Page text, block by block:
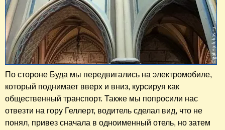
По стороне Буда мы передвигались на электромобиле,
который поднимает вверх и вниз, курсируя как
общественный транспорт. Также мы попросили нас
отвезти на гору Геллерт, водитель сделал вид, что не
понял, привез сначала в одноименный отель, но затем